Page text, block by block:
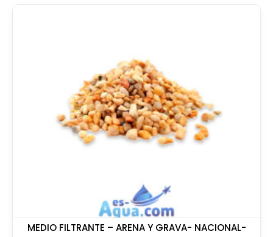
MEDIO FILTRANTE – ARENA Y GRAVA- NACIONAL-